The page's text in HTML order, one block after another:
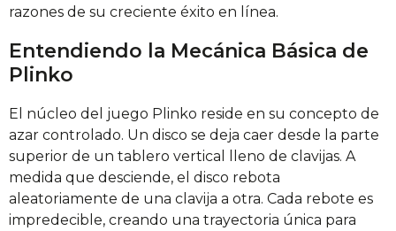
razones de su creciente éxito en línea.
Entendiendo la Mecánica Básica de
Plinko
El núcleo del juego Plinko reside en su concepto de
azar controlado. Un disco se deja caer desde la parte
superior de un tablero vertical lleno de clavijas. A
medida que desciende, el disco rebota
aleatoriamente de una clavija a otra. Cada rebote es
impredecible, creando una trayectoria única para